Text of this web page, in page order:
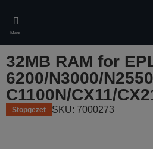
main
content
Menu
32MB RAM for
6200/N3000/
C1100N/CX11/
Stopgezet SKU: 7000273